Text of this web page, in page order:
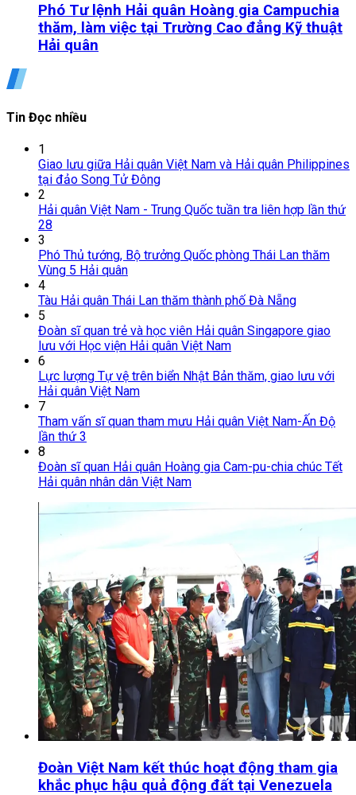
Phó Tư lệnh Hải quân Hoàng gia Campuchia
thăm, làm việc tại Trường Cao đẳng Kỹ thuật
Hải quân
Tin Đọc nhiều
1
Giao lưu giữa Hải quân Việt Nam và Hải quân Philippines
tại đảo Song Tử Đông
2
Hải quân Việt Nam - Trung Quốc tuần tra liên hợp lần thứ
28
3
Phó Thủ tướng, Bộ trưởng Quốc phòng Thái Lan thăm
Vùng 5 Hải quân
4
Tàu Hải quân Thái Lan thăm thành phố Đà Nẵng
5
Đoàn sĩ quan trẻ và học viên Hải quân Singapore giao
lưu với Học viện Hải quân Việt Nam
6
Lực lượng Tự vệ trên biển Nhật Bản thăm, giao lưu với
Hải quân Việt Nam
7
Tham vấn sĩ quan tham mưu Hải quân Việt Nam-Ấn Độ
lần thứ 3
8
Đoàn sĩ quan Hải quân Hoàng gia Cam-pu-chia chúc Tết
Hải quân nhân dân Việt Nam
Đoàn Việt Nam kết thúc hoạt động tham gia
khắc phục hậu quả động đất tại Venezuela